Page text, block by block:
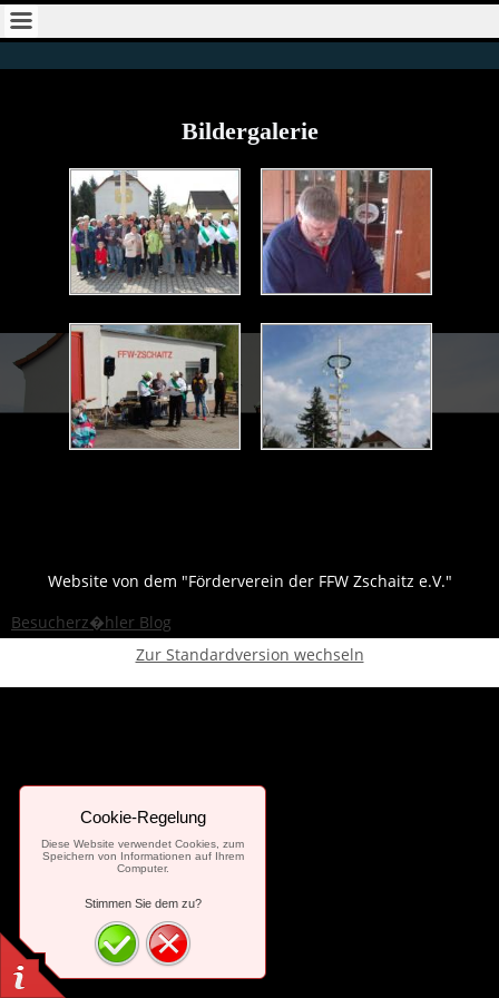
Bildergalerie
Website von dem "Förderverein der FFW Zschaitz e.V."
Besucherz�hler Blog
Zur Standardversion wechseln
Cookie-Regelung
Diese Website verwendet Cookies, zum
Speichern von Informationen auf Ihrem
Computer.
Stimmen Sie dem zu?